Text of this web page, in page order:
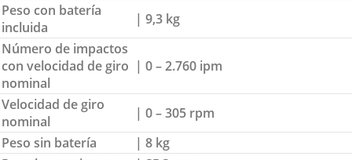
Peso con batería
incluida
| 9,3 kg
Número de impactos
con velocidad de giro
nominal
| 0 – 2.760 ipm
Velocidad de giro
nominal
| 0 – 305 rpm
Peso sin batería
| 8 kg